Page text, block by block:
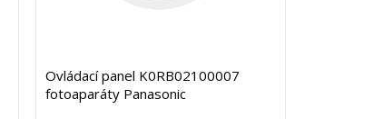
Ovládací panel K0RB02100007
fotoaparáty Panasonic